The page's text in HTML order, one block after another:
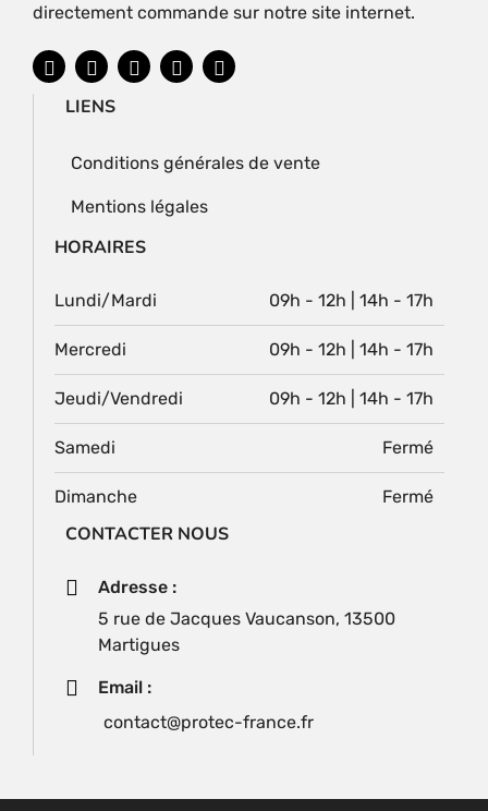
directement commande sur notre site internet.
LIENS
Conditions générales de vente
Mentions légales
HORAIRES
Lundi/Mardi 09h - 12h | 14h - 17h
Mercredi 09h - 12h | 14h - 17h
Jeudi/Vendredi 09h - 12h | 14h - 17h
Samedi Fermé
Dimanche Fermé
CONTACTER NOUS
Adresse :
5 rue de Jacques Vaucanson, 13500
Martigues
Email :
contact@protec-france.fr